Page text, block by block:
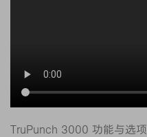
TruPunch 3000 功能与选项